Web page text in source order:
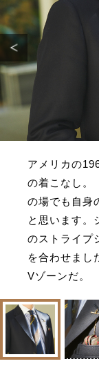
アメリカの
の着こなし。
の場でも自身
と思います。
のストライプ
を合わせまし
Vゾーンだ。